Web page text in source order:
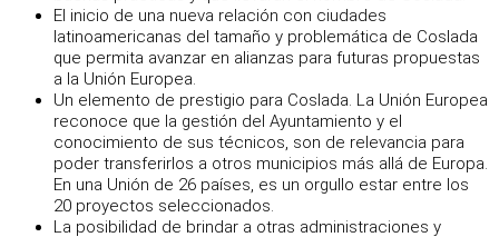
El inicio de una nueva relación con ciudades
latinoamericanas del tamaño y problemática de Coslada
que permita avanzar en alianzas para futuras propuestas
a la Unión Europea.
Un elemento de prestigio para Coslada. La Unión Europea
reconoce que la gestión del Ayuntamiento y el
conocimiento de sus técnicos, son de relevancia para
poder transferirlos a otros municipios más allá de Europa.
En una Unión de 26 países, es un orgullo estar entre los
20 proyectos seleccionados.
La posibilidad de brindar a otras administraciones y